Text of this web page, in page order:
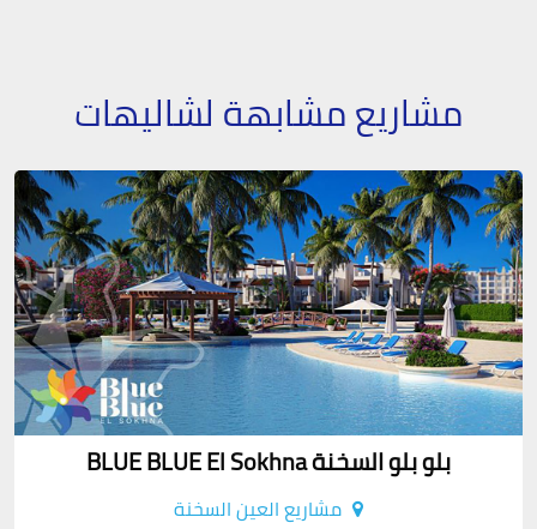
مشاريع مشابهة لشاليهات
بلو بلو السخنة BLUE BLUE El Sokhna
مشاريع العين السخنة